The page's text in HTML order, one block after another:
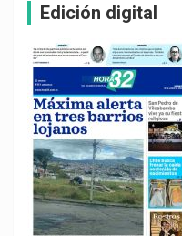
Edición digital